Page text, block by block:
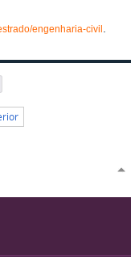
engenharia-civil